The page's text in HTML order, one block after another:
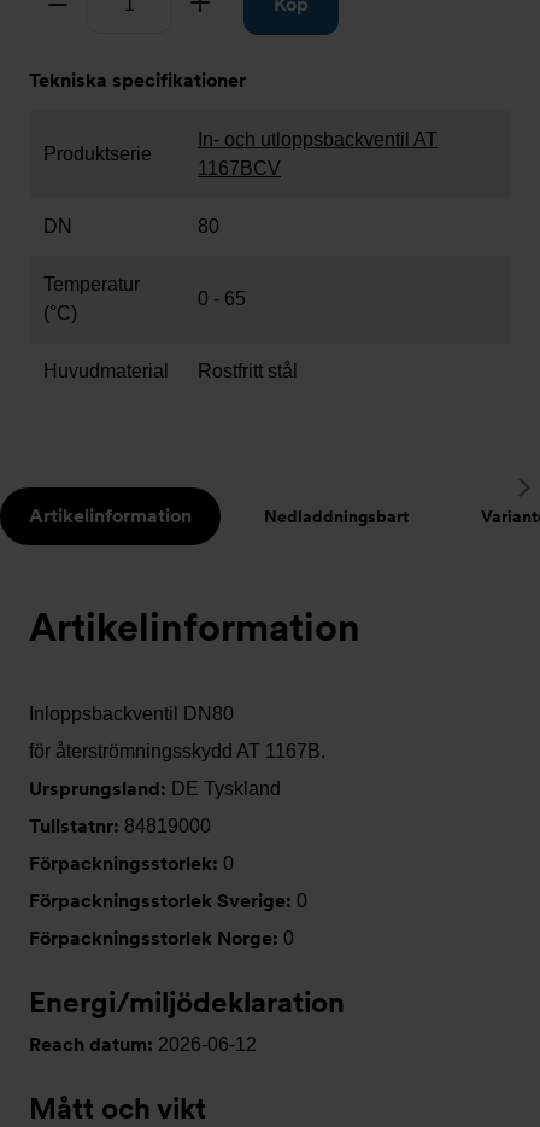
Tekniska specifikationer
Produktserie
In- och utloppsbackventil AT
1167BCV
DN 80
Temperatur
(°C)
0 - 65
Huvudmaterial Rostfritt stål
Artikelinformation Nedladdningsbart
Artikelinformation
Inloppsbackventil DN80
för återströmningsskydd AT 1167B.
Ursprungsland: DE Tyskland
Tullstatnr: 84819000
Förpackningsstorlek: 0
Förpackningsstorlek Sverige: 0
Förpackningsstorlek Norge: 0
Energi/miljödeklaration
Reach datum: 2026-06-12
Mått och vikt